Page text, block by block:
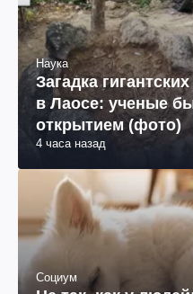
Наука
Загадка
в Лаосе: ученые
открытием (фото)
4 часа назад
Социум